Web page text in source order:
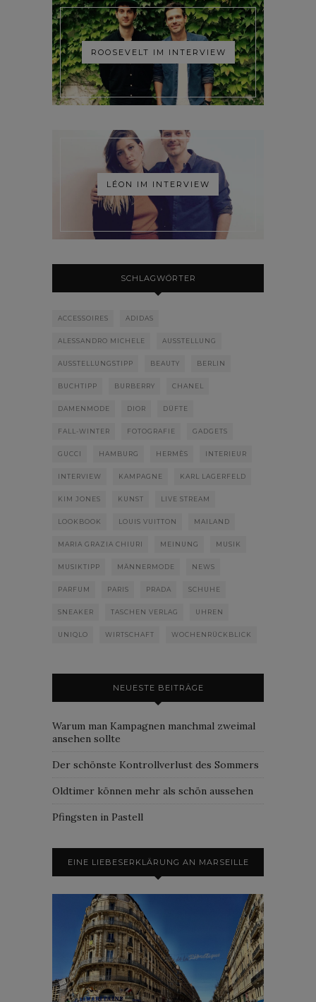
ROOSEVELT IM INTERVIEW
LÉON IM INTERVIEW
SCHLAGWÖRTER
ACCESSOIRES ADIDAS
ALESSANDRO MICHELE AUSSTELLUNG
AUSSTELLUNGSTIPP BEAUTY BERLIN
BUCHTIPP BURBERRY CHANEL
DAMENMODE DIOR DÜFTE
FALL-WINTER FOTOGRAFIE GADGETS
GUCCI HAMBURG HERMÈS INTERIEUR
INTERVIEW KAMPAGNE KARL LAGERFELD
KIM JONES KUNST LIVE STREAM
LOOKBOOK LOUIS VUITTON MAILAND
MARIA GRAZIA CHIURI MEINUNG MUSIK
MUSIKTIPP MÄNNERMODE NEWS
PARFUM PARIS PRADA SCHUHE
SNEAKER TASCHEN VERLAG UHREN
UNIQLO WIRTSCHAFT WOCHENRÜCKBLICK
NEUESTE BEITRÄGE
Warum man Kampagnen manchmal zweimal
ansehen sollte
Der schönste Kontrollverlust des Sommers
Oldtimer können mehr als schön aussehen
Pfingsten in Pastell
EINE LIEBESERKLÄRUNG AN MARSEILLE